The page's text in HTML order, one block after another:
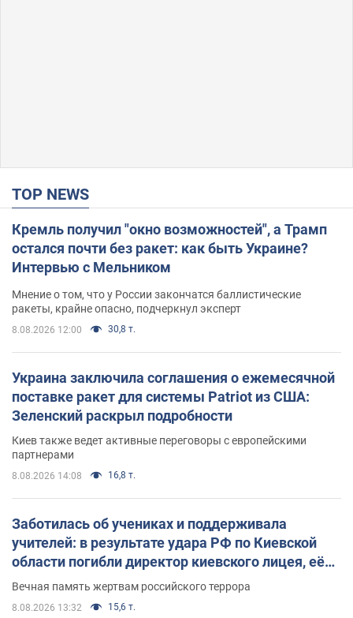
TOP NEWS
Кремль получил "окно возможностей", а Трамп
остался почти без ракет: как быть Украине?
Интервью с Мельником
Мнение о том, что у России закончатся баллистические
ракеты, крайне опасно, подчеркнул эксперт
8.08.2026 12:00 30,8 т.
Украина заключила соглашения о ежемесячной
поставке ракет для системы Patriot из США:
Зеленский раскрыл подробности
Киев также ведет активные переговоры с европейскими
партнерами
8.08.2026 14:08 16,8 т.
Заботилась об учениках и поддерживала
учителей: в результате удара РФ по Киевской
области погибли директор киевского лицея, её
муж и внук
Вечная память жертвам российского террора
8.08.2026 13:32 15,6 т.